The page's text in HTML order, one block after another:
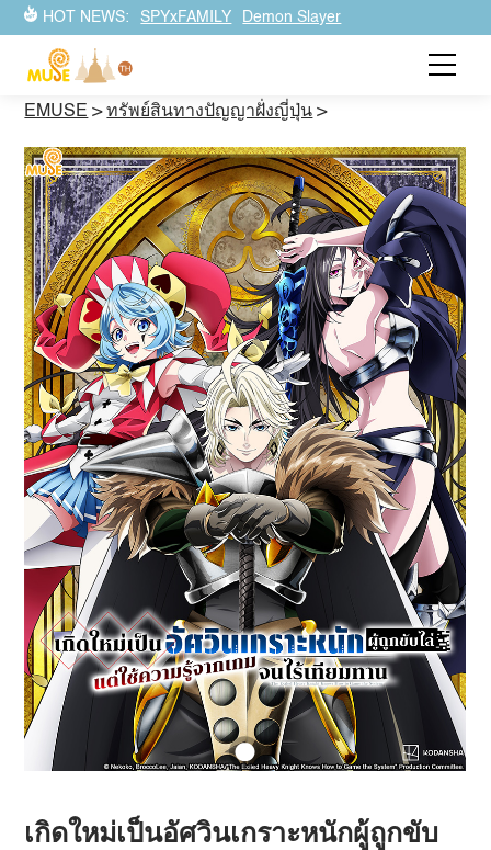
HOT NEWS: SPYxFAMILY Demon Slayer
EMUSE >ทรัพย์สินทางปัญญาฝั่งญี่ปุ่น >
เกิดใหม่เป็นอัศวินเกราะหนักผู้ถูกขับ